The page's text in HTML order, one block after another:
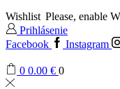
Wishlist Please, enable
Prihlásenie
Facebook
Instagram
0 0.00 € 0